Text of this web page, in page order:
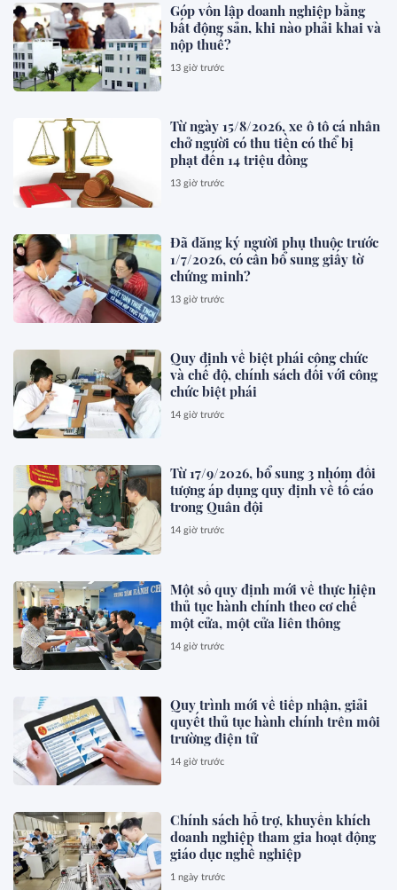
Góp vốn lập doanh nghiệp bằng
bất động sản, khi nào phải khai và
nộp thuế?
13 giờ trước
Từ ngày 15/8/2026, xe ô tô cá nhân
chở người có thu tiền có thể bị
phạt đến 14 triệu đồng
13 giờ trước
Đã đăng ký người phụ thuộc trước
1/7/2026, có cần bổ sung giấy tờ
chứng minh?
13 giờ trước
Quy định về biệt phái công chức
và chế độ, chính sách đối với công
chức biệt phái
14 giờ trước
Từ 17/9/2026, bổ sung 3 nhóm đối
tượng áp dụng quy định về tố cáo
trong Quân đội
14 giờ trước
Một số quy định mới về thực hiện
thủ tục hành chính theo cơ chế
một cửa, một cửa liên thông
14 giờ trước
Quy trình mới về tiếp nhận, giải
quyết thủ tục hành chính trên môi
trường điện tử
14 giờ trước
Chính sách hỗ trợ, khuyến khích
doanh nghiệp tham gia hoạt động
giáo dục nghề nghiệp
1 ngày trước